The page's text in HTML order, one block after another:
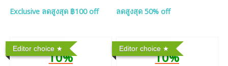
Exclusive ลดสูงสุด ฿100 off ลดสูงสุด 50% off
Editor choice
10%
Editor choice
10%